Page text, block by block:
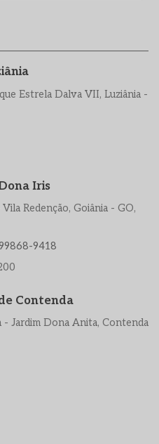
Estrela Dalva VII, Luziânia -
Iris
Redenção, Goiânia - GO,
9418
Contenda
Jardim Dona Anita, Contenda